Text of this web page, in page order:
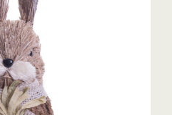
und Salzburg